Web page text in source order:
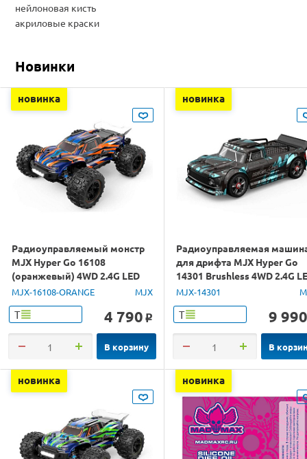
нейлоновая кисть
акриловые краски
Новинки
новинка
Радиоуправляемый монстр
MJX Hyper Go 16108
(оранжевый) 4WD 2.4G LED
1/16 RTR
MJX-16108-ORANGE MJX
Т 4 790 o
В корзину
новинка
Радиоуправляемая
для дрифта MJX Hyper Go
14301 Brushless 4WD 2.4G
1/14 RTR
MJX-14301
Т 9 990
В
новинка новинка